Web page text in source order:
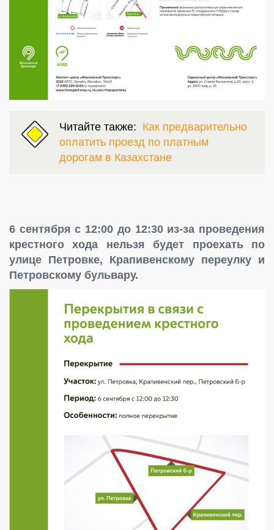
Читайте также: Как предварительно
оплатить проезд по платным
дорогам в Казахстане
6 сентября с 12:00 до 12:30 из-за проведения
крестного хода нельзя будет проехать по
улице Петровке, Крапивенскому переулку и
Петровскому бульвару.